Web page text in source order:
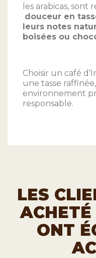
les arabicas,
douceur en
leurs notes
boisées ou
Choisir un café
une tasse
environnement
responsable.
LES
ONT